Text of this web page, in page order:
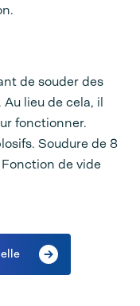
de souder des
lieu de cela, il
fonctionner.
Soudure de 8
de vide